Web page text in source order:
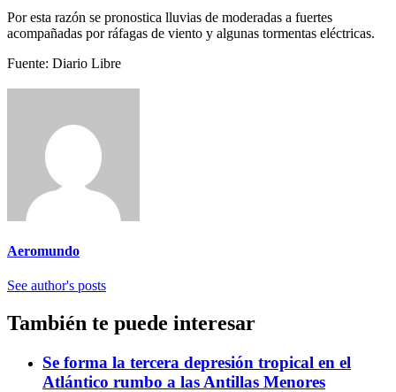
Por esta razón se pronostica lluvias de moderadas a fuertes
acompañadas por ráfagas de viento y algunas tormentas eléctricas.
Fuente: Diario Libre
Aeromundo
See author's posts
También te puede interesar
Se forma la tercera depresión tropical en el
Atlántico rumbo a las Antillas Menores